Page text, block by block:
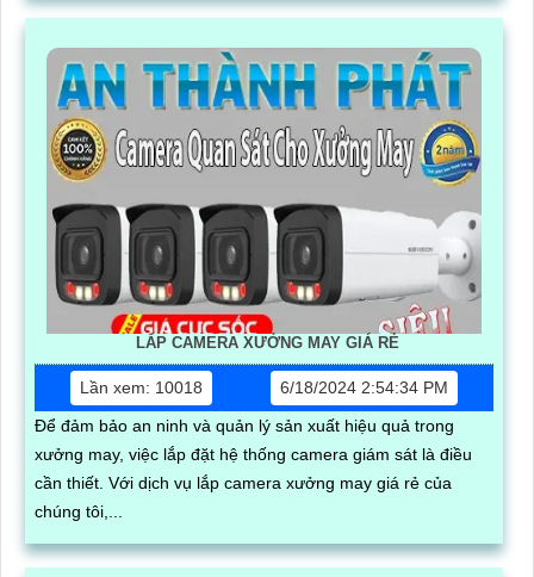
LẮP CAMERA XƯỞNG MAY GIÁ RẺ
Lần xem: 10018
6/18/2024 2:54:34 PM
Để đảm bảo an ninh và quản lý sản xuất hiệu quả trong
xưởng may, việc lắp đặt hệ thống camera giám sát là điều
cần thiết. Với dịch vụ lắp camera xưởng may giá rẻ của
chúng tôi,...